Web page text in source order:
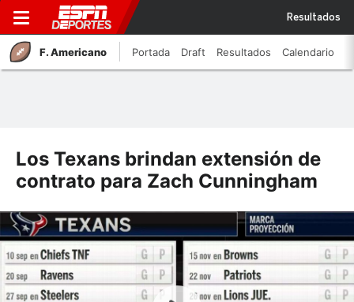
Resultados
F. Americano Portada Draft Resultados Calendario
Los Texans brindan extensión de
contrato para Zach Cunningham